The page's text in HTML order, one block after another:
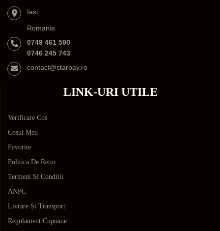
Iasi,
Romania
0749 461 590
0746 245 743
contact@starbay.ro
LINK-URI UTILE
Verificare Cos
Cosul Meu
Favorite
Politica De Retur
Termeni Si Conditii
ANPC
Livrare Și Transport
Regulament Cupoane